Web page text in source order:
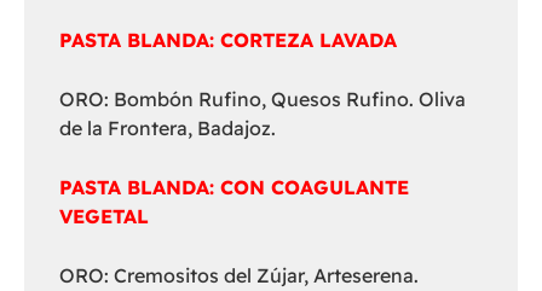
PASTA BLANDA: CORTEZA LAVADA
ORO: Bombón Rufino, Quesos Rufino. Oliva
de la Frontera, Badajoz.
PASTA BLANDA: CON COAGULANTE
VEGETAL
ORO: Cremositos del Zújar, Arteserena.